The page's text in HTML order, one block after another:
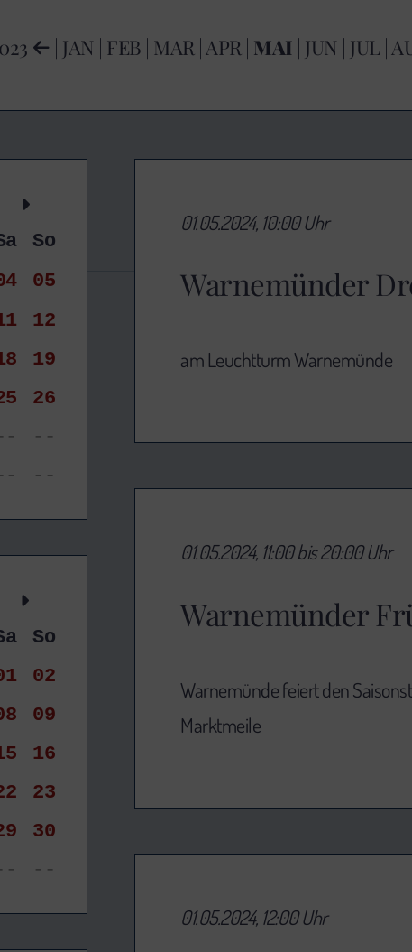
| JAN | FEB | MAR|APR| MAI | JUN | JUL |
So
05
12
19
26
--
--
So
02
09
16
23
30
--
Warnemünder
01.05.2024, 10:00 Uhr
am Leuchtturm Warnemünde
Warnemünder
01.05.2024, 11:00 bis 20:00 Uhr
Warnemünde feiert den
Marktmeile
01.05.2024, 12:00 Uhr